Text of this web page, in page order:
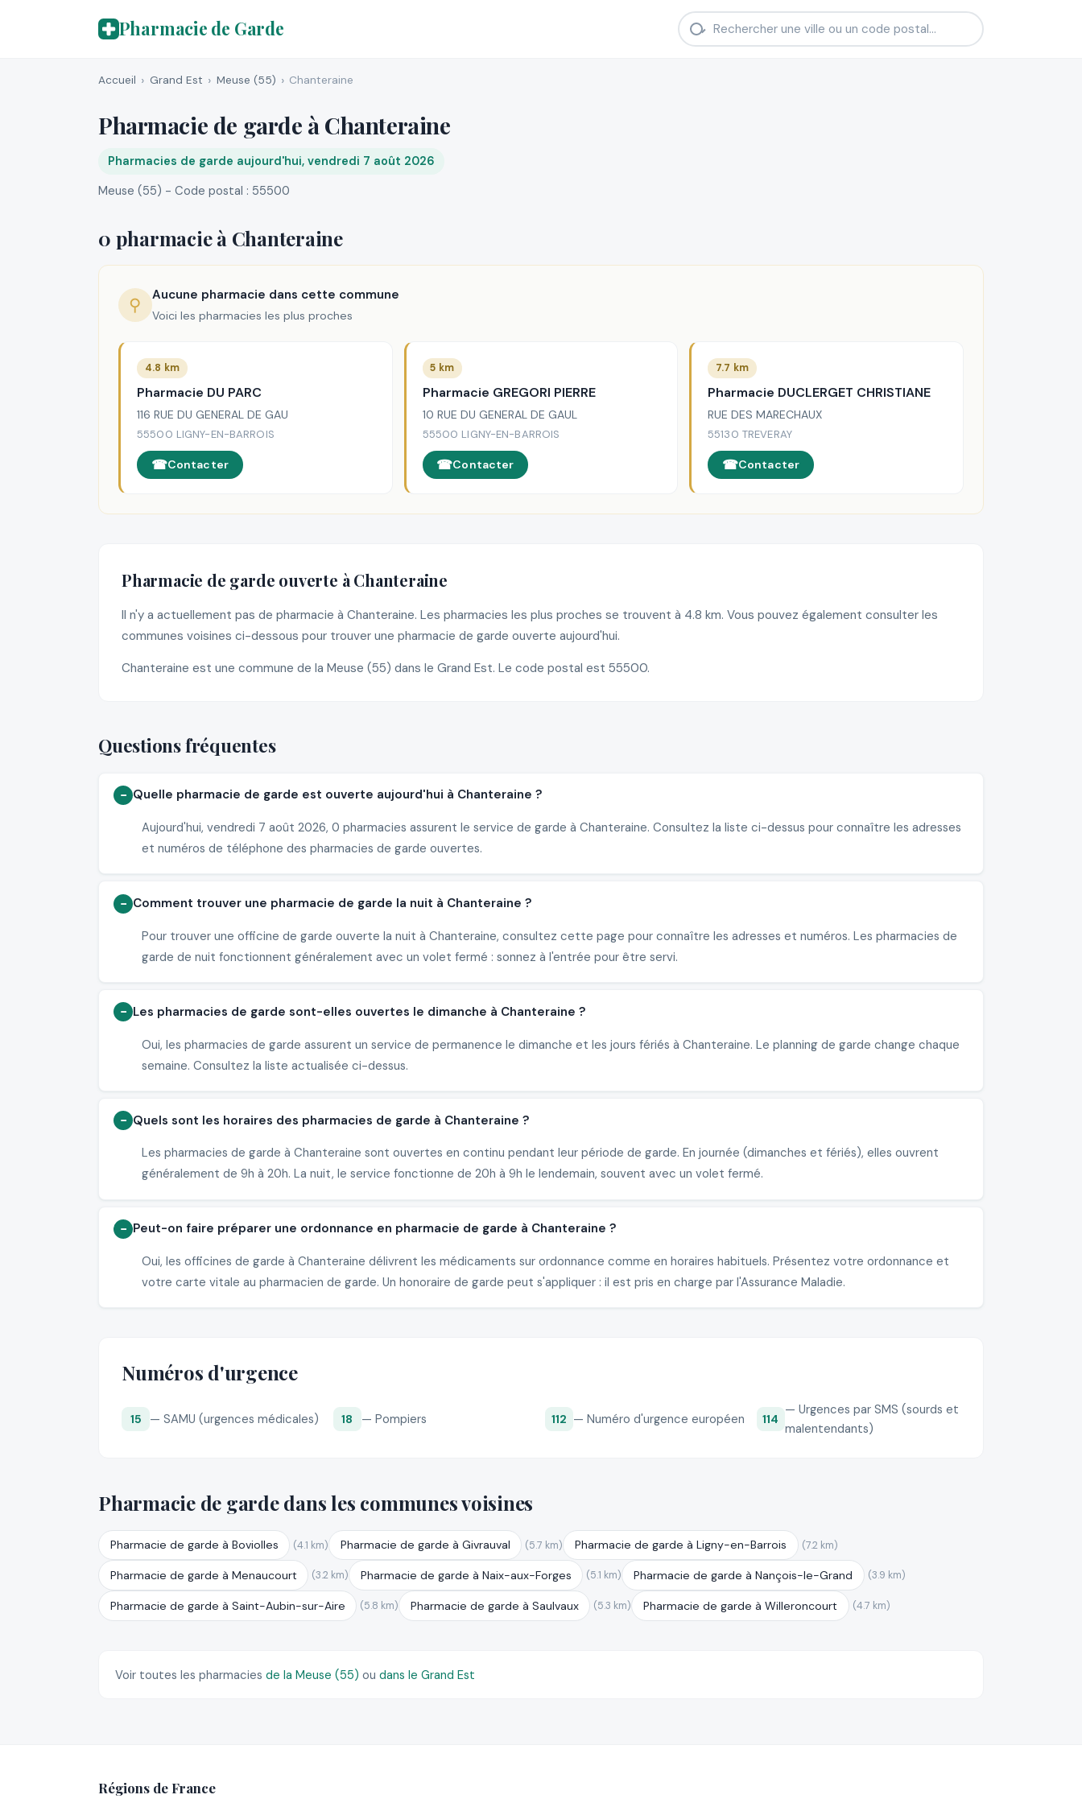
Pharmacie de Garde
Accueil Grand Est Meuse (55) Chanteraine
Pharmacie de garde à Chanteraine
Pharmacies de garde aujourd'hui, vendredi 7 août 2026
Meuse (55) - Code postal : 55500
0 pharmacie à Chanteraine
⚲ Aucune pharmacie dans cette commune
Voici les pharmacies les plus proches
4.8 km
Pharmacie DU PARC
116 RUE DU GENERAL DE GAU
55500 LIGNY-EN-BARROIS
Contacter
5 km
Pharmacie GREGORI PIERRE
10 RUE DU GENERAL DE GAUL
55500 LIGNY-EN-BARROIS
Contacter
7.7 km
Pharmacie DUCLERGET CHRISTIANE
RUE DES MARECHAUX
55130 TREVERAY
Contacter
Pharmacie de garde ouverte à Chanteraine
Il n'y a actuellement pas de pharmacie à Chanteraine. Les pharmacies les plus proches se trouvent à 4.8 km. Vous pouvez également consulter les
communes voisines ci-dessous pour trouver une pharmacie de garde ouverte aujourd'hui.
Chanteraine est une commune de la Meuse (55) dans le Grand Est. Le code postal est 55500.
Questions fréquentes
Quelle pharmacie de garde est ouverte aujourd'hui à Chanteraine ?
Aujourd'hui, vendredi 7 août 2026, 0 pharmacies assurent le service de garde à Chanteraine. Consultez la liste ci-dessus pour connaître les adresses
et numéros de téléphone des pharmacies de garde ouvertes.
Comment trouver une pharmacie de garde la nuit à Chanteraine ?
Pour trouver une officine de garde ouverte la nuit à Chanteraine, consultez cette page pour connaître les adresses et numéros. Les pharmacies de
garde de nuit fonctionnent généralement avec un volet fermé : sonnez à l'entrée pour être servi.
Les pharmacies de garde sont-elles ouvertes le dimanche à Chanteraine ?
Oui, les pharmacies de garde assurent un service de permanence le dimanche et les jours fériés à Chanteraine. Le planning de garde change chaque
semaine. Consultez la liste actualisée ci-dessus.
Quels sont les horaires des pharmacies de garde à Chanteraine ?
Les pharmacies de garde à Chanteraine sont ouvertes en continu pendant leur période de garde. En journée (dimanches et fériés), elles ouvrent
généralement de 9h à 20h. La nuit, le service fonctionne de 20h à 9h le lendemain, souvent avec un volet fermé.
Peut-on faire préparer une ordonnance en pharmacie de garde à Chanteraine ?
Oui, les officines de garde à Chanteraine délivrent les médicaments sur ordonnance comme en horaires habituels. Présentez votre ordonnance et
votre carte vitale au pharmacien de garde. Un honoraire de garde peut s'appliquer : il est pris en charge par l'Assurance Maladie.
Numéros d'urgence
15 — SAMU (urgences médicales) 18 — Pompiers 112 — Numéro d'urgence européen 114
— Urgences par SMS (sourds et
malentendants)
Pharmacie de garde dans les communes voisines
Pharmacie de garde à Boviolles (4.1 km) Pharmacie de garde à Givrauval (5.7 km) Pharmacie de garde à Ligny-en-Barrois (7.2 km)
Pharmacie de garde à Menaucourt (3.2 km) Pharmacie de garde à Naix-aux-Forges (5.1 km) Pharmacie de garde à Nançois-le-Grand (3.9 km)
Pharmacie de garde à Saint-Aubin-sur-Aire (5.8 km) Pharmacie de garde à Saulvaux (5.3 km) Pharmacie de garde à Willeroncourt (4.7 km)
Voir toutes les pharmacies de la Meuse (55) ou dans le Grand Est
Régions de France